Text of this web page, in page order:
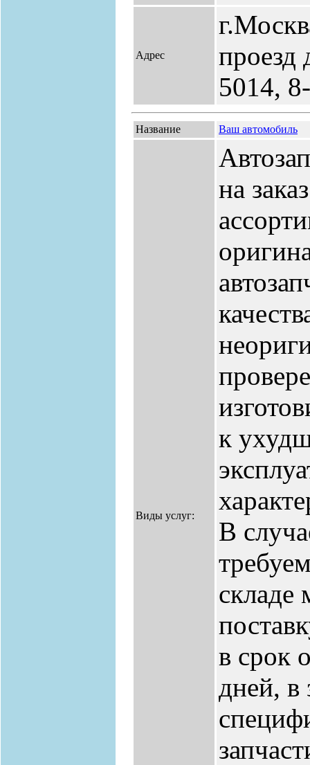
Адрес
проезд
5014,
Название Ваш автомобиль
Виды услуг:
на
к
В
складе
в срок
дней, в